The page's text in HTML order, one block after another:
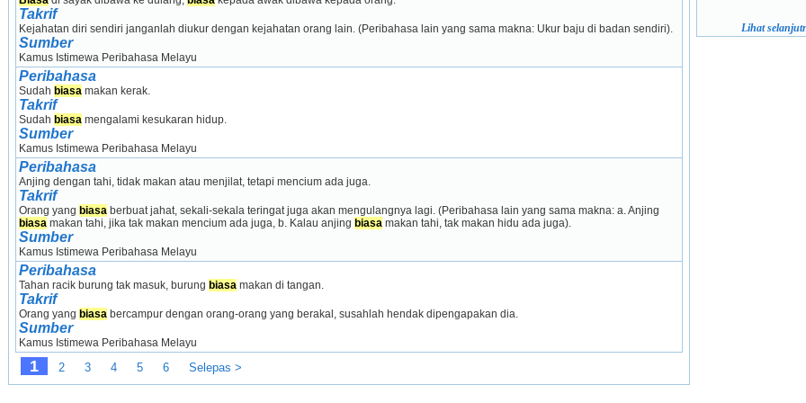
Takrif
Kejahatan diri sendiri janganlah diukur dengan kejahatan orang lain. (Peribahasa lain yang sama makna: Ukur baju di badan sendiri).
Sumber
Kamus Istimewa Peribahasa Melayu
Peribahasa
Sudah biasa makan kerak.
Takrif
Sudah biasa mengalami kesukaran hidup.
Sumber
Kamus Istimewa Peribahasa Melayu
Peribahasa
Anjing dengan tahi, tidak makan atau menjilat, tetapi mencium ada juga.
Takrif
Orang yang biasa
biasa makan tahi, jika tak makan mencium ada juga, b. Kalau anjing biasa makan tahi, tak makan hidu ada juga).
Sumber
Kamus Istimewa Peribahasa Melayu
Peribahasa
Tahan racik burung tak masuk, burung biasa makan di tangan.
Takrif
Orang yang biasa bercampur dengan orang-orang yang berakal, susahlah hendak dipengapakan dia.
Sumber
Kamus Istimewa Peribahasa Melayu
1 2 3 4 5 6 Selepas >
Lihat